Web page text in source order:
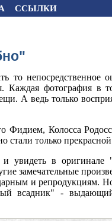
ССЫЛКИ
то непосредственное
Каждая фотография в
А ведь только
Колосса
стали только
увидеть в
замечательные
и репродукциям.
всадник" -